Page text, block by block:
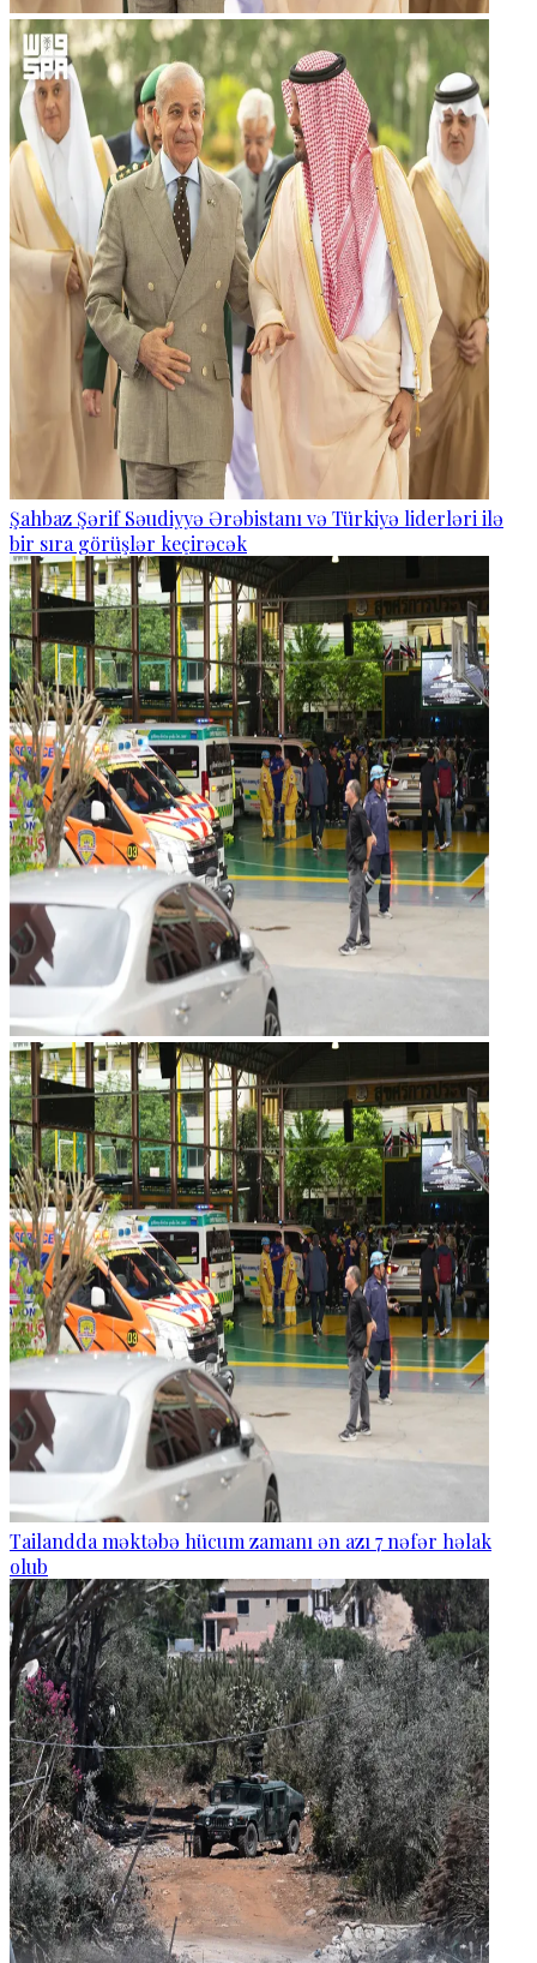
Şahbaz Şərif Səudiyyə Ərəbistanı və Türkiyə liderləri ilə
bir sıra görüşlər keçirəcək
Tailandda məktəbə hücum zamanı ən azı 7 nəfər həlak
olub